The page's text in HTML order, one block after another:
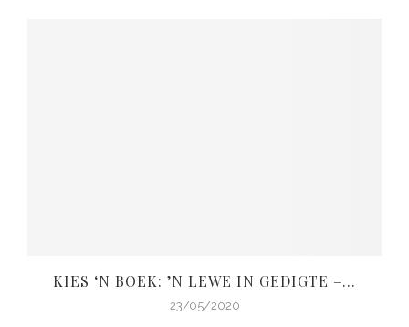
KIES ‘N BOEK: ’N LEWE IN GEDIGTE –...
23/05/2020